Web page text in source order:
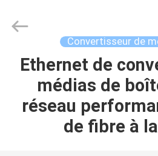
MAISON
HiLink
Technology
Reserved.
Convertisseur de
Ethernet de
médias de
réseau
de fibre à